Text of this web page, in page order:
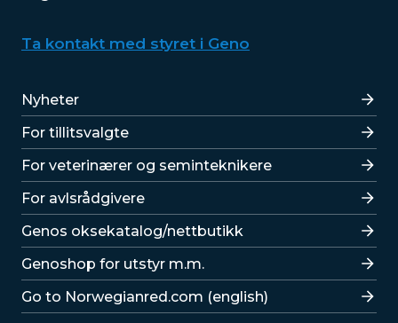
Ta kontakt med styret i Geno
Lenker
Nyheter
For tillitsvalgte
For veterinærer og seminteknikere
For avlsrådgivere
Lenker
Genos oksekatalog/nettbutikk
Genoshop for utstyr m.m.
Go to Norwegianred.com (english)